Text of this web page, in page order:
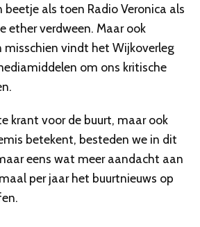
beetje als toen Radio Veronica als
ether verdween. Maar ook
misschien vindt het Wijkoverleg
om ons kritische
krant voor de buurt, maar ook
betekent, besteden we in dit
eens wat meer aandacht aan
per jaar het buurtnieuws op